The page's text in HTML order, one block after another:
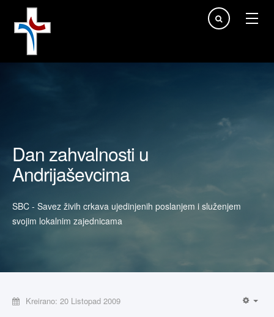
Traži...
Dan zahvalnosti u
Andrijaševcima
SBC - Savez živih crkava ujedinjenih poslanjem i služenjem
svojim lokalnim zajednicama
Kreirano: 20 Listopad 2009